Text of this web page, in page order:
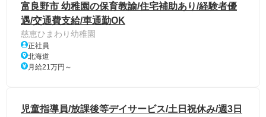
富良野市 幼稚園の保育教諭/住宅補助あり/経験者優
遇/交通費支給/車通勤OK
慈恵ひまわり幼稚園
正社員
北海道
月給21万円～
児童指導員/放課後等デイサービス/土日祝休み/週3日